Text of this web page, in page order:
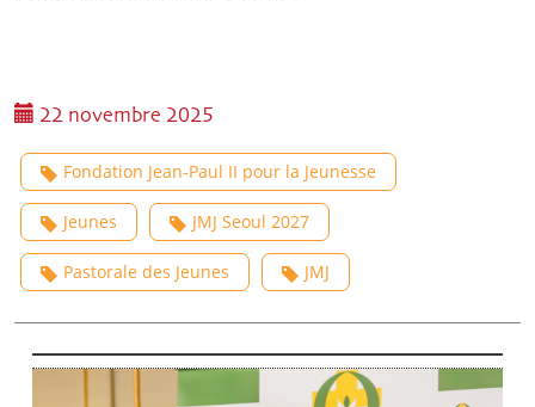
22 novembre 2025
Fondation Jean-Paul II pour la Jeunesse
Jeunes JMJ Seoul 2027
Pastorale des Jeunes JMJ